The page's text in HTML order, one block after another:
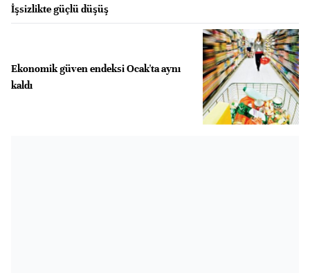
İşsizlikte güçlü düşüş
Ekonomik güven endeksi Ocak'ta aynı
kaldı